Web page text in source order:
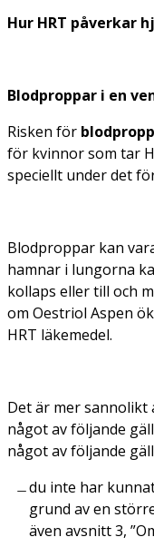
Hur HRT påverkar
Blodproppar i en
Risken för
för kvinnor som tar
speciellt under det
Blodproppar kan
hamnar i lungorna
kollaps eller till och
om Oestriol Aspen
HRT läkemedel.
Det är mer sannolikt
något av följande
något av följande
du inte har
grund av en
även avsnitt 3,